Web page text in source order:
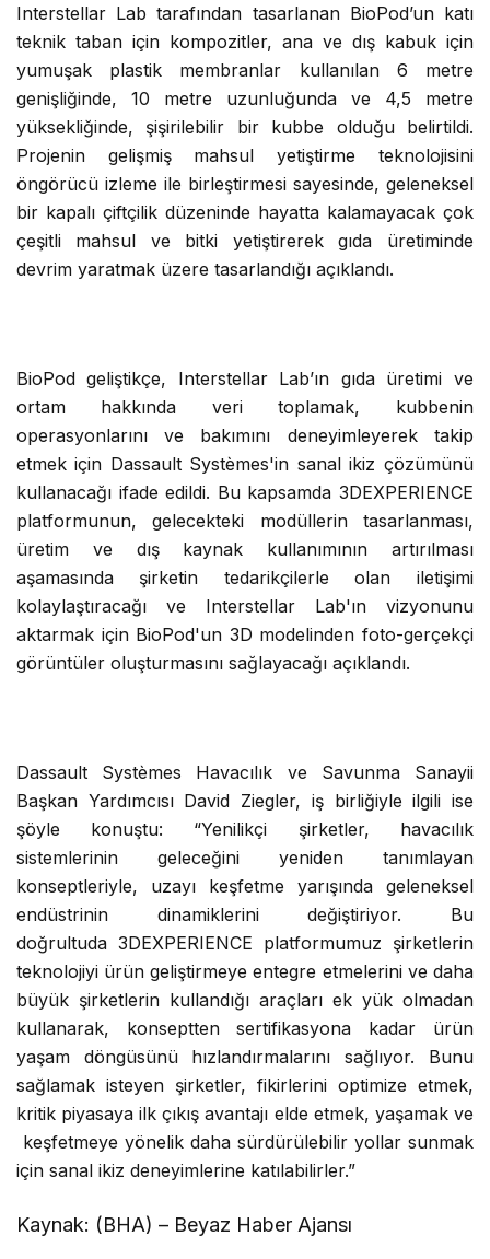
Interstellar Lab tarafından tasarlanan BioPod’un katı
teknik taban için kompozitler, ana ve dış kabuk için
yumuşak plastik membranlar kullanılan 6 metre
genişliğinde, 10 metre uzunluğunda ve 4,5 metre
yüksekliğinde, şişirilebilir bir kubbe olduğu belirtildi.
Projenin gelişmiş mahsul yetiştirme teknolojisini
öngörücü izleme ile birleştirmesi sayesinde, geleneksel
bir kapalı çiftçilik düzeninde hayatta kalamayacak çok
çeşitli mahsul ve bitki yetiştirerek gıda üretiminde
devrim yaratmak üzere tasarlandığı açıklandı.
BioPod geliştikçe, Interstellar Lab’ın gıda üretimi ve
ortam hakkında veri toplamak, kubbenin
operasyonlarını ve bakımını deneyimleyerek takip
etmek için Dassault Systèmes'in sanal ikiz çözümünü
kullanacağı ifade edildi. Bu kapsamda 3DEXPERIENCE
platformunun, gelecekteki modüllerin tasarlanması,
üretim ve dış kaynak kullanımının artırılması
aşamasında şirketin tedarikçilerle olan iletişimi
kolaylaştıracağı ve Interstellar Lab'ın vizyonunu
aktarmak için BioPod'un 3D modelinden foto-gerçekçi
görüntüler oluşturmasını sağlayacağı açıklandı.
Dassault Systèmes Havacılık ve Savunma Sanayii
Başkan Yardımcısı David Ziegler, iş birliğiyle ilgili ise
şöyle konuştu: “Yenilikçi şirketler, havacılık
sistemlerinin geleceğini yeniden tanımlayan
konseptleriyle, uzayı keşfetme yarışında geleneksel
endüstrinin dinamiklerini değiştiriyor. Bu
doğrultuda 3DEXPERIENCE platformumuz şirketlerin
teknolojiyi ürün geliştirmeye entegre etmelerini ve daha
büyük şirketlerin kullandığı araçları ek yük olmadan
kullanarak, konseptten sertifikasyona kadar ürün
yaşam döngüsünü hızlandırmalarını sağlıyor. Bunu
sağlamak isteyen şirketler, fikirlerini optimize etmek,
kritik piyasaya ilk çıkış avantajı elde etmek, yaşamak ve
keşfetmeye yönelik daha sürdürülebilir yollar sunmak
için sanal ikiz deneyimlerine katılabilirler.”
Kaynak: (BHA) – Beyaz Haber Ajansı